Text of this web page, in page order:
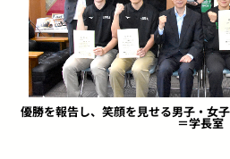
優勝を報告し、笑顔を見せる男子・女
＝学長室